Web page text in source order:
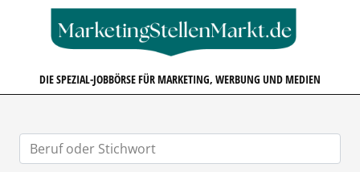
DIE SPEZIAL-JOBBÖRSE FÜR MARKETING, WERBUNG UND MEDIEN